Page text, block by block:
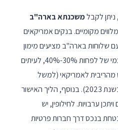
לקבלמשכנתא בארה"ב
מקומיים. בנקים אמריקאים
שלוחות בארה"ב מציעים מימון
לזרים. בדר"כ נדרש הון עצמי של לפחות 30%-40%, לעיתים
מהריבית לאמריקאי (למשל
כ-7%-8% במקום ~6% בשנת 2023). בנוסף, הליך האישור
ערבויות. לחילופין, יש
בנכס דרך חברות פרטיות